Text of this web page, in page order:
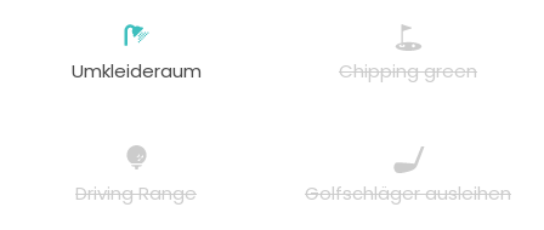
Umkleideraum Chipping green
Driving Range Golfschläger ausleihen